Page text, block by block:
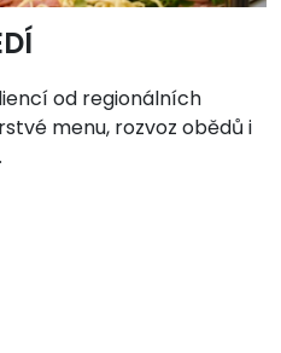
od regionálních
menu, rozvoz obědů i